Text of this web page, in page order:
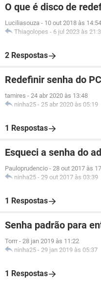
O que é disco de
Luciliasouza - 10 out 2018 às 14:54
Thiagolopes - 6 jul 2023 às
2 Respostas
Redefinir senha do PC
tamires - 24 abr 2020 às 13:48
ninha25 - 25 abr 2020 às 05:19
1 Respostas
Esqueci a senha do
Pauloprudencio - 28 out 2017 às
ninha25 - 29 out 2017 às 03:39
1 Respostas
Senha padrão para
Torrr - 28 jan 2019 às 11:22
ninha25 - 29 jan 2019 às 05:37
1 Respostas